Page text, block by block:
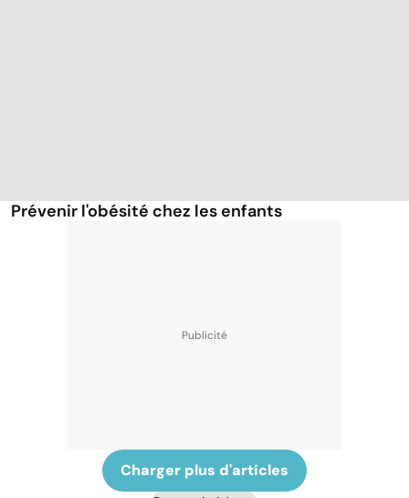
Prévenir l'obésité chez les enfants
Charger plus d'articles